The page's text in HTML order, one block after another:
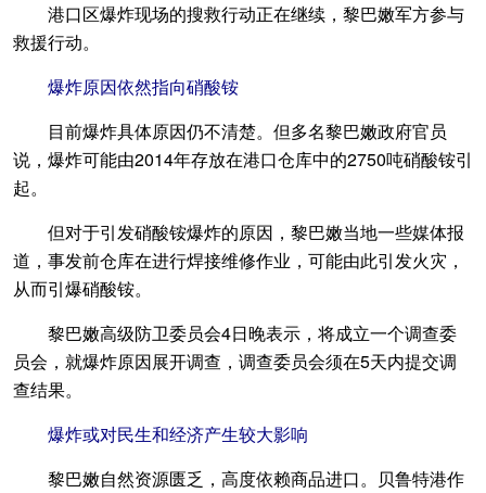
港口区爆炸现场的搜救行动正在继续，黎巴嫩军方参与
救援行动。
爆炸原因依然指向硝酸铵
目前爆炸具体原因仍不清楚。但多名黎巴嫩政府官员
说，爆炸可能由2014年存放在港口仓库中的2750吨硝酸铵引
起。
但对于引发硝酸铵爆炸的原因，黎巴嫩当地一些媒体报
道，事发前仓库在进行焊接维修作业，可能由此引发火灾，
从而引爆硝酸铵。
黎巴嫩高级防卫委员会4日晚表示，将成立一个调查委
员会，就爆炸原因展开调查，调查委员会须在5天内提交调
查结果。
爆炸或对民生和经济产生较大影响
黎巴嫩自然资源匮乏，高度依赖商品进口。贝鲁特港作